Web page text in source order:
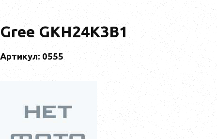
Gree GKH24K3B1
Артикул: 0555